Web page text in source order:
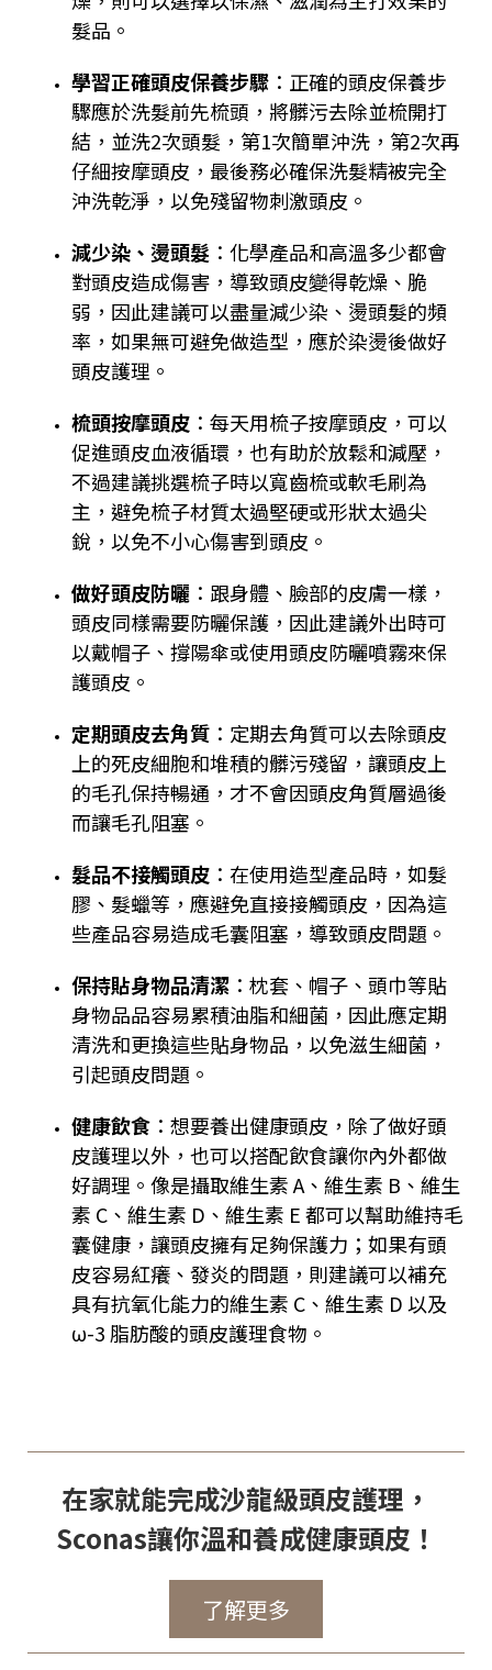
髮品。
學習正確頭皮保養步驟 ：正確的頭皮保養步
驟應於洗髮前先梳頭，將髒污去除並梳開打
結，並洗2次頭髮，第1次簡單沖洗，第2次再
仔細按摩頭皮，最後務必確保洗髮精被完全
沖洗乾淨，以免殘留物刺激頭皮。
減少染、燙頭髮 ：化學產品和高溫多少都會
對頭皮造成傷害，導致頭皮變得乾燥、脆
弱，因此建議可以盡量減少染、燙頭髮的頻
率，如果無可避免做造型，應於染燙後做好
頭皮護理。
梳頭按摩頭皮 ：每天用梳子按摩頭皮，可以
促進頭皮血液循環，也有助於放鬆和減壓，
不過建議挑選梳子時以寬齒梳或軟毛刷為
主，避免梳子材質太過堅硬或形狀太過尖
銳，以免不小心傷害到頭皮。
做好頭皮防曬 ：跟身體、臉部的皮膚一樣，
頭皮同樣需要防曬保護，因此建議外出時可
以戴帽子、撐陽傘或使用頭皮防曬噴霧來保
護頭皮。
定期頭皮去角質 ：定期去角質可以去除頭皮
上的死皮細胞和堆積的髒污殘留，讓頭皮上
的毛孔保持暢通，才不會因頭皮角質層過後
而讓毛孔阻塞。
髮品不接觸頭皮 ：在使用造型產品時，如髮
膠、髮蠟等，應避免直接接觸頭皮，因為這
些產品容易造成毛囊阻塞，導致頭皮問題。
保持貼身物品清潔 ：枕套、帽子、頭巾等貼
身物品品容易累積油脂和細菌，因此應定期
清洗和更換這些貼身物品，以免滋生細菌，
引起頭皮問題。
健康飲食 ：想要養出健康頭皮，除了做好頭
皮護理以外，也可以搭配飲食讓你內外都做
好調理。像是攝取維生素 A、維生素 B、維生
素 C、維生素 D、維生素 E 都可以幫助維持毛
囊健康，讓頭皮擁有足夠保護力；如果有頭
皮容易紅癢、發炎的問題，則建議可以補充
具有抗氧化能力的維生素 C、維生素 D 以及
ω-3 脂肪酸的頭皮護理食物。
在家就能完成沙龍級頭皮護理，
Sconas讓你溫和養成健康頭皮！
了解更多